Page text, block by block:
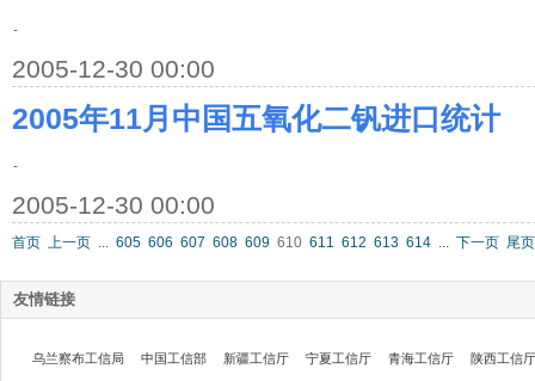
-
2005-12-30 00:00
2005年11月中国五氧化二钒进口统计
-
2005-12-30 00:00
首页 上一页 ... 605 606 607 608 609 610 611 612 613 614 ... 下一页 尾页
友情链接
乌兰察布工信局 中国工信部 新疆工信厅 宁夏工信厅 青海工信厅 陕西工信厅